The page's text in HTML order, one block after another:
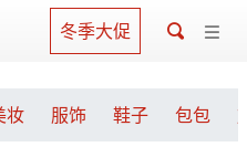
冬季大促
妆 服饰 鞋子 包包